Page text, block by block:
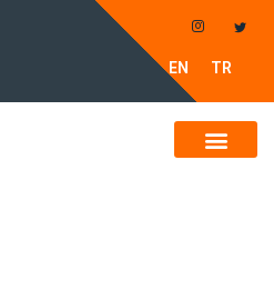
EN TR